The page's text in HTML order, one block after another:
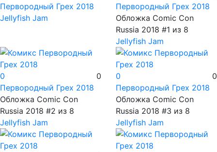
Первородный Грех 2018
Jellyfish Jam
Первородный Грех 2018
Обложка Comic Con
Russia 2018 #1 из 8
Jellyfish Jam
0
0
Первородный Грех 2018
Обложка Comic Con
Russia 2018 #2 из 8
Jellyfish Jam
0
0
Первородный Грех 2018
Обложка Comic Con
Russia 2018 #3 из 8
Jellyfish Jam